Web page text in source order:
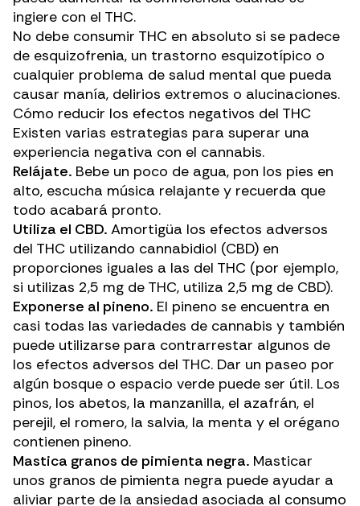
ingiere con el THC.
No debe consumir THC en absoluto si se padece
de esquizofrenia, un trastorno esquizotípico o
cualquier problema de salud mental que pueda
causar manía, delirios extremos o alucinaciones.
Cómo reducir los efectos negativos del THC
Existen varias estrategias para superar una
experiencia negativa con el cannabis.
Relájate. Bebe un poco de agua, pon los pies en
alto, escucha música relajante y recuerda que
todo acabará pronto.
Utiliza el CBD. Amortigüa los efectos adversos
del THC utilizando cannabidiol (CBD) en
proporciones iguales a las del THC (por ejemplo,
si utilizas 2,5 mg de THC, utiliza 2,5 mg de CBD).
Exponerse al pineno. El pineno se encuentra en
casi todas las variedades de cannabis y también
puede utilizarse para contrarrestar algunos de
los efectos adversos del THC. Dar un paseo por
algún bosque o espacio verde puede ser útil. Los
pinos, los abetos, la manzanilla, el azafrán, el
perejil, el romero, la salvia, la menta y el orégano
contienen pineno.
Mastica granos de pimienta negra. Masticar
unos granos de pimienta negra puede ayudar a
aliviar parte de la ansiedad asociada al consumo